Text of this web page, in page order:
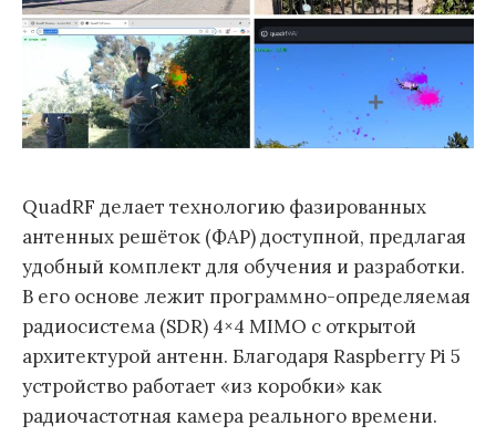
QuadRF делает технологию фазированных
антенных решёток (ФАР) доступной, предлагая
удобный комплект для обучения и разработки.
В его основе лежит программно-определяемая
радиосистема (SDR) 4×4 MIMO с открытой
архитектурой антенн. Благодаря Raspberry Pi 5
устройство работает «из коробки» как
радиочастотная камера реального времени.